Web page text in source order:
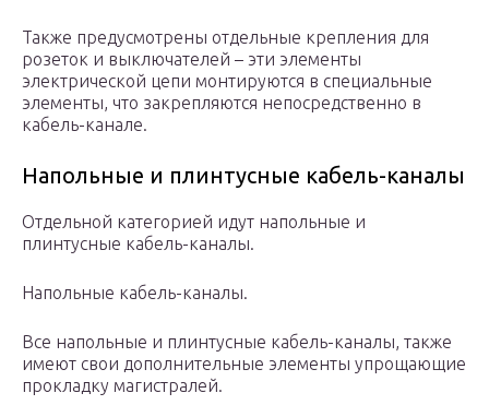
Также предусмотрены отдельные крепления для
розеток и выключателей – эти элементы
электрической цепи монтируются в специальные
элементы, что закрепляются непосредственно в
кабель-канале.
Напольные и плинтусные кабель-каналы
Отдельной категорией идут напольные и
плинтусные кабель-каналы.
Напольные кабель-каналы.
Все напольные и плинтусные кабель-каналы, также
имеют свои дополнительные элементы упрощающие
прокладку магистралей.